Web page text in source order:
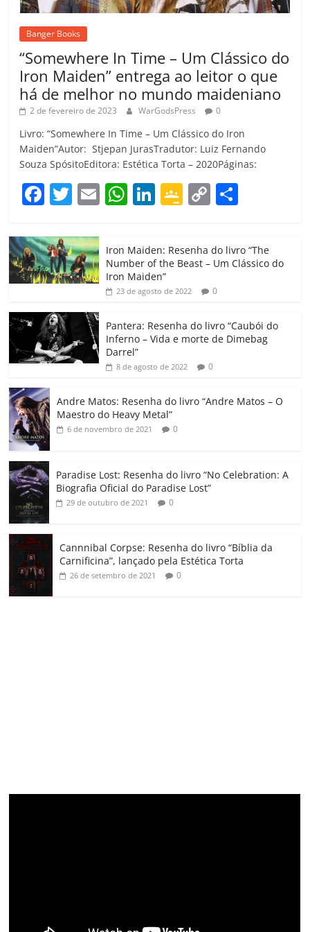
Banger Books
“Somewhere In Time – Um Clássico do
Iron Maiden” entrega ao leitor o que
há de melhor no mundo maideniano
2 de fevereiro de 2023 WarGodsPress 0
Livro: “Somewhere In Time – Um Clássico do Iron
Maiden”Autor: Stjepan JurasTradutor: Luiz Fernando
Souza SpósitoEditora: Estética Torta – 2020Páginas:
F
c
e
b
o
o
k
T
itt
er
E W
at
s
A
p
Li
e
dI
G
gl
e
Cl
a
ss
ro
o
C
p
y
Li
k
m
p
h
ar
Iron Maiden: Resenha do livro “The
Number of the Beast – Um Clássico do
Iron Maiden”
23 de agosto de 2022 0
Pantera: Resenha do livro “Caubói do
Inferno – Vida e morte de Dimebag
Darrel”
8 de agosto de 2022 0
Andre Matos: Resenha do livro “Andre Matos – O
Maestro do Heavy Metal”
6 de novembro de 2021 0
Paradise Lost: Resenha do livro “No Celebration: A
Biografia Oficial do Paradise Lost”
29 de outubro de 2021 0
Cannnibal Corpse: Resenha do livro “Bíblia da
Carnificina”, lançado pela Estética Torta
26 de setembro de 2021 0